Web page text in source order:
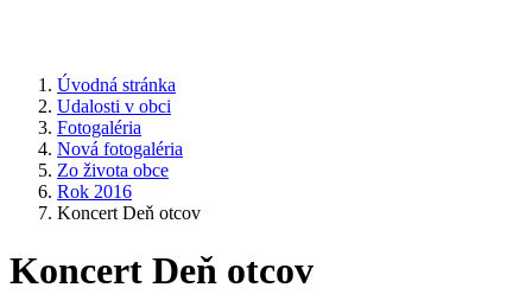
Úvodná stránka
Udalosti v obci
Fotogaléria
Nová fotogaléria
Zo života obce
Rok 2016
Koncert Deň otcov
Koncert Deň otcov